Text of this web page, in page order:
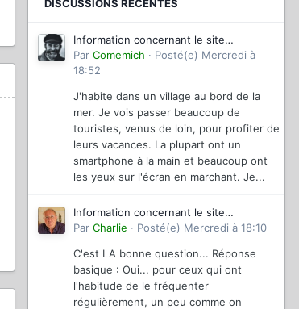
DISCUSSIONS RÉCENTES
Information concernant le site
magazinevideo
Par Comemich · Posté(e) Mercredi à
18:52
J'habite dans un village au bord de la
mer. Je vois passer beaucoup de
touristes, venus de loin, pour profiter de
leurs vacances. La plupart ont un
smartphone à la main et beaucoup ont
les yeux sur l'écran en marchant. Je...
Information concernant le site
magazinevideo
Par Charlie · Posté(e) Mercredi à 18:10
C'est LA bonne question... Réponse
basique : Oui... pour ceux qui ont
l'habitude de le fréquenter
régulièrement, un peu comme on